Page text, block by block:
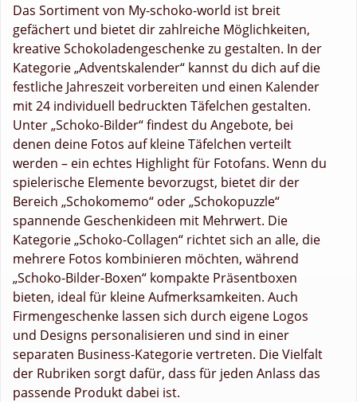
Das Sortiment von My-schoko-world ist breit
gefächert und bietet dir zahlreiche Möglichkeiten,
kreative Schokoladengeschenke zu gestalten. In der
Kategorie „Adventskalender“ kannst du dich auf die
festliche Jahreszeit vorbereiten und einen Kalender
mit 24 individuell bedruckten Täfelchen gestalten.
Unter „Schoko-Bilder“ findest du Angebote, bei
denen deine Fotos auf kleine Täfelchen verteilt
werden – ein echtes Highlight für Fotofans. Wenn du
spielerische Elemente bevorzugst, bietet dir der
Bereich „Schokomemo“ oder „Schokopuzzle“
spannende Geschenkideen mit Mehrwert. Die
Kategorie „Schoko-Collagen“ richtet sich an alle, die
mehrere Fotos kombinieren möchten, während
„Schoko-Bilder-Boxen“ kompakte Präsentboxen
bieten, ideal für kleine Aufmerksamkeiten. Auch
Firmengeschenke lassen sich durch eigene Logos
und Designs personalisieren und sind in einer
separaten Business-Kategorie vertreten. Die Vielfalt
der Rubriken sorgt dafür, dass für jeden Anlass das
passende Produkt dabei ist.